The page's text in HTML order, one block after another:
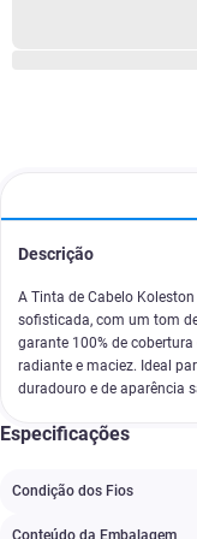
Descrição
A Tinta de Cabelo
sofisticada, com um tom
garante 100% de
radiante e maciez. Ideal
duradouro e de aparência
Especificações
Condição dos Fios
Conteúdo da Embalagem